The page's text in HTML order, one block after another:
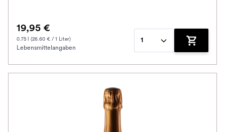
19,95 €
0.75 l (26.60 € / 1 Liter)
Lebensmittelangaben
1
Zum